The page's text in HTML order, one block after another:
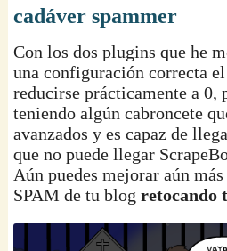
cadáver spammer
Con los dos plugins que he
una configuración correcta
reducirse prácticamente a 0,
teniendo algún cabroncete
avanzados y es capaz de
que no puede llegar
Aún puedes mejorar aún
SPAM de tu blogretocando